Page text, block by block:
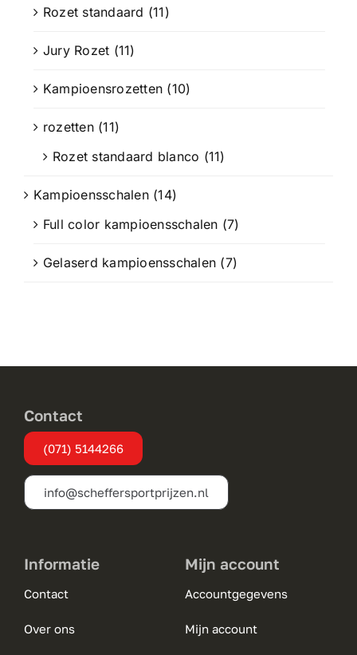
Rozet standaard (11)
Jury Rozet (11)
Kampioensrozetten (10)
rozetten (11)
Rozet standaard blanco (11)
Kampioensschalen (14)
Full color kampioensschalen (7)
Gelaserd kampioensschalen (7)
Contact
(071) 5144266
info@scheffersportprijzen.nl
Informatie
Contact
Over ons
Mijn account
Accountgegevens
Mijn account